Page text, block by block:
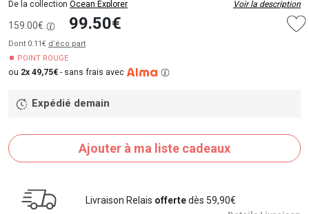
De la collection Ocean Explorer Voir la description
159.00€ 99.50€
Dont 0.11€ d’éco part
POINT ROUGE
ou 2x 49,75€ - sans frais avec
Expédié demain
Ajouter à ma liste cadeaux
Livraison Relais offertedès 59,90€